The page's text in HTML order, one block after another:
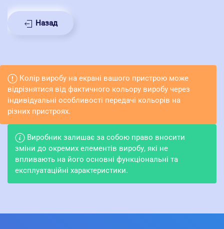
Назад
Колір виробу на екрані вашого пристрою може
відрізнятися від фактичного кольору виробу через
індивідуальні особливості передачі кольорів на
різних пристроях.
Виробник залишає за собою право вносити
зміни до окремих елементів виробу, які не
впливають на його основні функціональні та
експлуатаційні характеристики.